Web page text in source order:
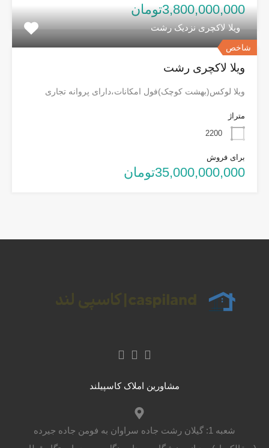
3,800,000,000تومان
شاخص
ویلا لاکچری نزدیک رشت
ویلا لاکچری رشت
ویلا لوکس(بهشت کوچک)فول امکانات،دارای پروانه تجاری
متراژ
2200
برای فروش
35,000,000,000تومان
مشاورین املاک کاسپیلند
شعبه 1: گیلان رشت جاده سراوان به فومن جاده جیرده